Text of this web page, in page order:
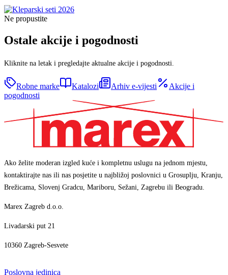
Ne propustite
Ostale akcije i pogodnosti
Kliknite na letak i pregledajte aktualne akcije i pogodnosti.
Robne marke Katalozi Arhiv e-vijesti
Akcije i
pogodnosti
Ako želite moderan izgled kuće i kompletnu uslugu na jednom mjestu,
kontaktirajte nas ili nas posjetite u najbližoj poslovnici u Grosuplju, Kranju,
Brežicama, Slovenj Gradcu, Mariboru, Sežani, Zagrebu ili Beogradu.
Marex Zagreb d.o.o.
Livadarski put 21
10360 Zagreb-Sesvete
Poslovna jedinica